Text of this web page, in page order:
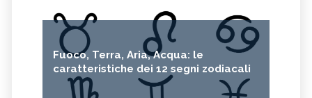
Fuoco, Terra, Aria, Acqua: le
caratteristiche dei 12 segni zodiacali